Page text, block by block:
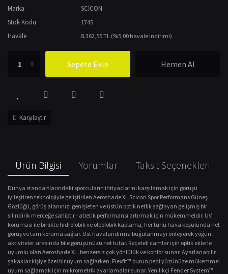
Marka
SCİCON
Stok Kodu
1745
Havale 8.362,55 TL (%5,00 havale indirimi)
Sepete Ekle Hemen Al
Karşılaştır
Ürün Bilgisi Yorumlar Taksit Seçenekleri
Dünya standartlarındaki sporcuların ihtiyaçlarını karşılamak için görüşü
iyileştiren teknolojiyle geliştirilen Aeroshade XL Scicon Spor Performans Güneş
Gözlüğü, görüş alanınızı genişleten ve üstün optik netlik sağlayan gelişmiş bir
silindirik merceğe sahiptir - atletik performansı artırmak için mükemmeldir. UV
koruması ile birlikte hidrofobik ve oleofobik kaplama, her türlü hava koşulunda net
görüş ve tam koruma sağlar. Üst havalandırma buğulanmayı önleyerek yoğun
aktiviteler sırasında bile görüşünüzü net tutar. Reçeteli camlar için optik eklerle
uyumlu olan Aeroshade XL, benzersiz çok yönlülük ve konfor sunar. Ayarlanabilir
şakaklar kişiye özel bir uyum sağlarken, Flexfit™ burun pedi yüzünüze mükemmel
uyum sağlamak için mikrometrik ayarlamalar sunar. Yenilikçi Fender System™